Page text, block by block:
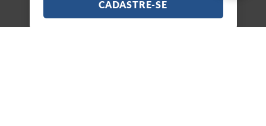
CADASTRE-SE